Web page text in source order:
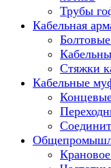
Трубы
Кабельная
Стяжки
Кабельные